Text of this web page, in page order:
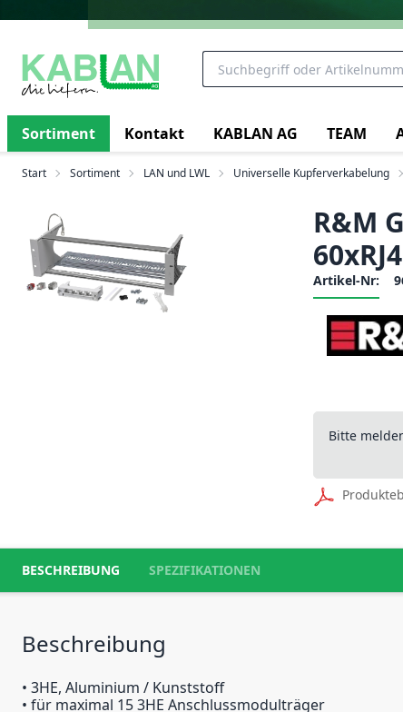
Sortiment Kontakt KABLAN AG TEAM
Start Sortiment LAN und LWL Universelle Kupferverkabelung
R&M
Artikel-Nr:
Bitte
BESCHREIBUNG SPEZIFIKATIONEN
Beschreibung
• 3HE, Aluminium / Kunststoff
• für maximal 15 3HE Anschlussmodulträger